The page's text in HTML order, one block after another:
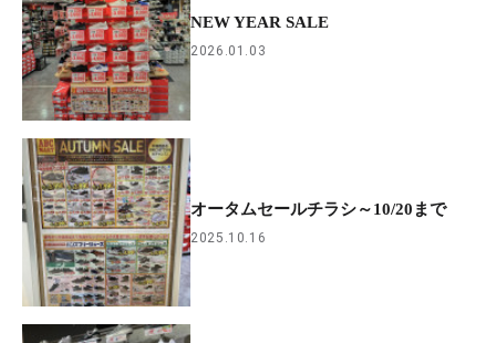
NEW YEAR SALE
2026.01.03
オータムセールチラシ～10/20まで
2025.10.16